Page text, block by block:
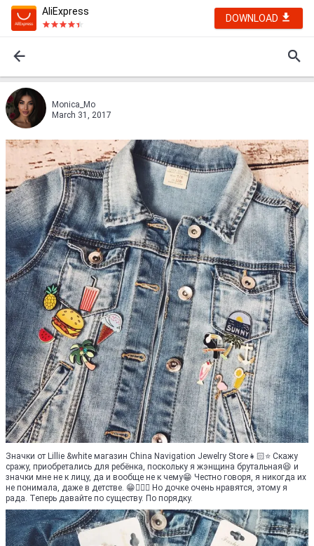
AliExpress
DOWNLOAD
Monica_Mo
March 31, 2017
Значки от Lillie &white магазин China Navigation Jewelry Store👧🏻⭐️ Скажу
сражу, приобретались для ребёнка, поскольку я жэнщина брутальная😆 и
значки мне не к лицу, да и вообще не к чему😁 Честно говоря, я никогда их
не понимала, даже в детстве. 😁🤦🏻‍♀️ Но дочке очень нравятся, этому я
рада. Теперь давайте по существу. По порядку.